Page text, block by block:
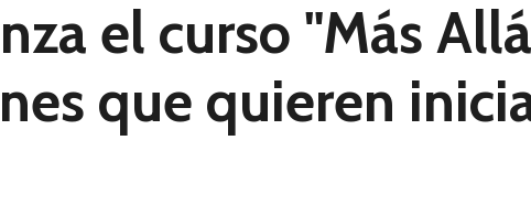
el curso "Más
que quieren